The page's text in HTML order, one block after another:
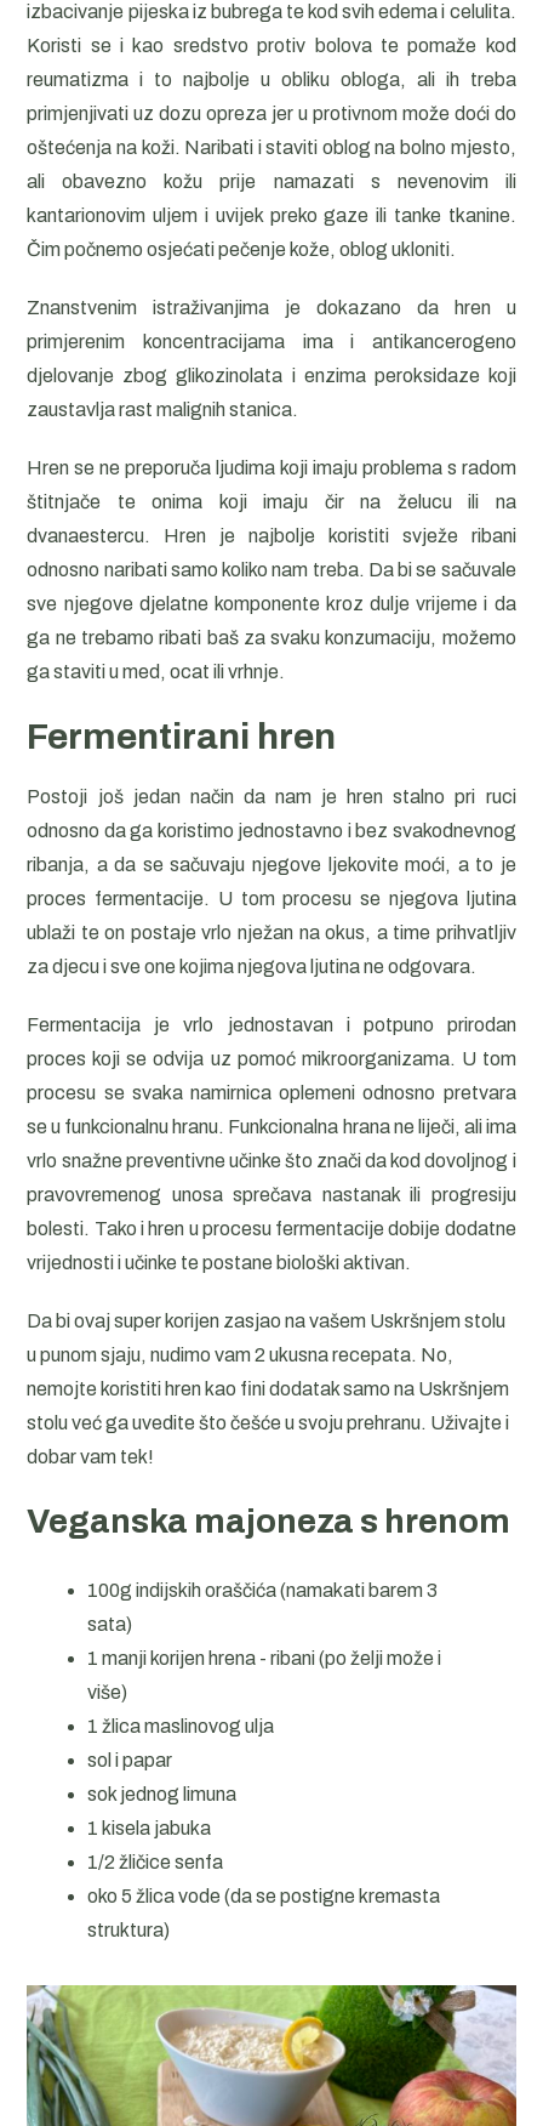
izbacivanje pijeska iz bubrega te kod svih edema i celulita.
Koristi se i kao sredstvo protiv bolova te pomaže kod
reumatizma i to najbolje u obliku obloga, ali ih treba
primjenjivati uz dozu opreza jer u protivnom može doći do
oštećenja na koži. Naribati i staviti oblog na bolno mjesto,
ali obavezno kožu prije namazati s nevenovim ili
kantarionovim uljem i uvijek preko gaze ili tanke tkanine.
Čim počnemo osjećati pečenje kože, oblog ukloniti.
Znanstvenim istraživanjima je dokazano da hren u
primjerenim koncentracijama ima i antikancerogeno
djelovanje zbog glikozinolata i enzima peroksidaze koji
zaustavlja rast malignih stanica.
Hren se ne preporuča ljudima koji imaju problema s radom
štitnjače te onima koji imaju čir na želucu ili na
dvanaestercu. Hren je najbolje koristiti svježe ribani
odnosno naribati samo koliko nam treba. Da bi se sačuvale
sve njegove djelatne komponente kroz dulje vrijeme i da
ga ne trebamo ribati baš za svaku konzumaciju, možemo
ga staviti u med, ocat ili vrhnje.
Fermentirani hren
Postoji još jedan način da nam je hren stalno pri ruci
odnosno da ga koristimo jednostavno i bez svakodnevnog
ribanja, a da se sačuvaju njegove ljekovite moći, a to je
proces fermentacije. U tom procesu se njegova ljutina
ublaži te on postaje vrlo nježan na okus, a time prihvatljiv
za djecu i sve one kojima njegova ljutina ne odgovara.
Fermentacija je vrlo jednostavan i potpuno prirodan
proces koji se odvija uz pomoć mikroorganizama. U tom
procesu se svaka namirnica oplemeni odnosno pretvara
se u funkcionalnu hranu. Funkcionalna hrana ne liječi, ali ima
vrlo snažne preventivne učinke što znači da kod dovoljnog i
pravovremenog unosa sprečava nastanak ili progresiju
bolesti. Tako i hren u procesu fermentacije dobije dodatne
vrijednosti i učinke te postane biološki aktivan.
Da bi ovaj super korijen zasjao na vašem Uskršnjem stolu
u punom sjaju, nudimo vam 2 ukusna recepata. No,
nemojte koristiti hren kao fini dodatak samo na Uskršnjem
stolu već ga uvedite što češće u svoju prehranu. Uživajte i
dobar vam tek!
Veganska majoneza s hrenom
100g indijskih oraščića (namakati barem 3
sata)
1 manji korijen hrena - ribani (po želji može i
više)
1 žlica maslinovog ulja
sol i papar
sok jednog limuna
1 kisela jabuka
1/2 žličice senfa
oko 5 žlica vode (da se postigne kremasta
struktura)